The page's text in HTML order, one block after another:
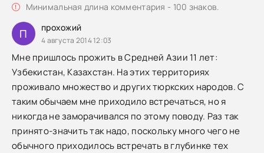
Минимальная длина комментария - 100 знаков.
П прохожий
4 августа 2014 12:03
Мне пришлось прожить в Средней Азии 11 лет:
Узбекистан, Казахстан. На этих территориях
проживало множество и других тюркских народов. С
таким обычаем мне приходило встречаться, но я
никогда не заморачивался по этому поводу. Раз так
принято-значить так надо, поскольку много чего не
обычного приходилось встречать в глубинке тех